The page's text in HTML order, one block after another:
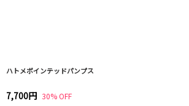
ハトメポインテッドパンプス
7,700円 30% OFF